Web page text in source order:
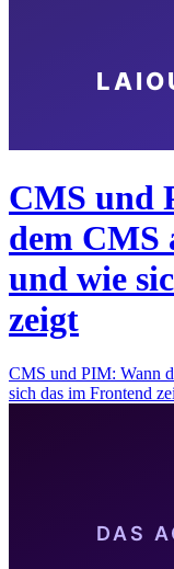
CMS und
dem CMS
und wie
zeigt
CMS und PIM: Wann
sich das im Frontend